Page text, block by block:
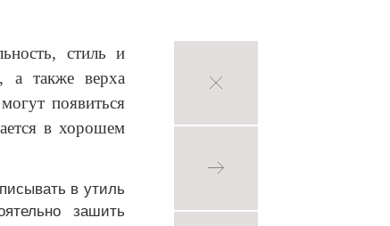
стиль и
а также верха
появиться
в хорошем
в утиль
зашить